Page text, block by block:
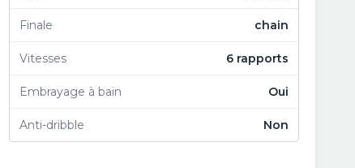
Finale chain
Vitesses 6 rapports
Embrayage à bain Oui
Anti-dribble Non